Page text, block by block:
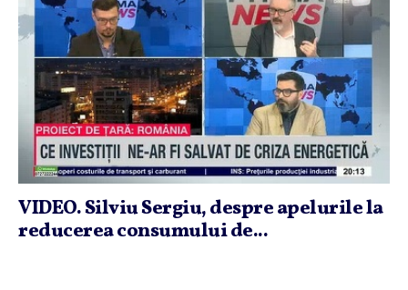
VIDEO. Silviu Sergiu, despre apelurile la
reducerea consumului de...